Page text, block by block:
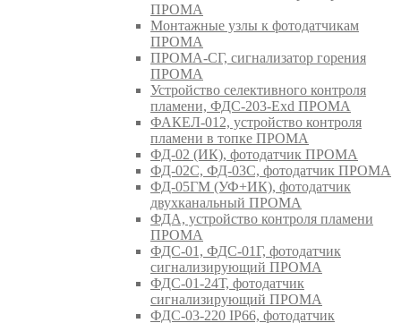
ПРОМА
Монтажные узлы к фотодатчикам
ПРОМА
ПРОМА-СГ, сигнализатор горения
ПРОМА
Устройство селективного контроля
пламени, ФДС-203-Exd ПРОМА
ФАКЕЛ-012, устройство контроля
пламени в топке ПРОМА
ФД-02 (ИК), фотодатчик ПРОМА
ФД-02С, ФД-03С, фотодатчик ПРОМА
ФД-05ГМ (УФ+ИК), фотодатчик
двухканальный ПРОМА
ФДА, устройство контроля пламени
ПРОМА
ФДС-01, ФДС-01Г, фотодатчик
сигнализирующий ПРОМА
ФДС-01-24Т, фотодатчик
сигнализирующий ПРОМА
ФДС-03-220 IP66, фотодатчик